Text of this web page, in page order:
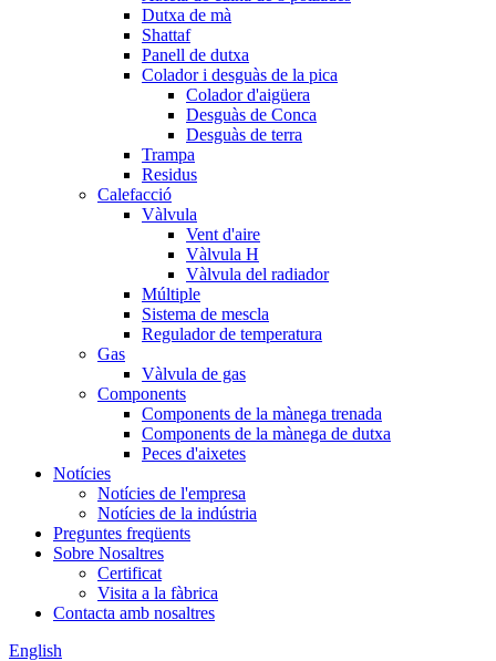
Dutxa de mà
Shattaf
Panell de dutxa
Colador i desguàs de la pica
Colador d'aigüera
Desguàs de Conca
Desguàs de terra
Trampa
Residus
Calefacció
Vàlvula
Vent d'aire
Vàlvula H
Vàlvula del radiador
Múltiple
Sistema de mescla
Regulador de temperatura
Gas
Vàlvula de gas
Components
Components de la mànega trenada
Components de la mànega de dutxa
Peces d'aixetes
Notícies
Notícies de l'empresa
Notícies de la indústria
Preguntes freqüents
Sobre Nosaltres
Certificat
Visita a la fàbrica
Contacta amb nosaltres
English